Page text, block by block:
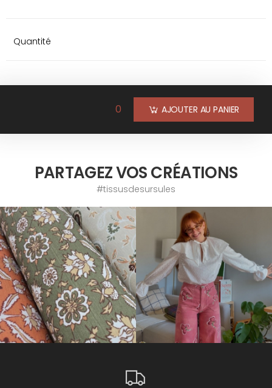
Quantité
0 AJOUTER AU PANIER
PARTAGEZ VOS CRÉATIONS
#tissusdesursules